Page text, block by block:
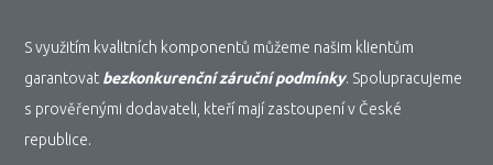
S využitím kvalitních komponentů můžeme našim klientům
garantovat bezkonkurenční záruční podmínky. Spolupracujeme
s prověřenými dodavateli, kteří mají zastoupení v České
republice.